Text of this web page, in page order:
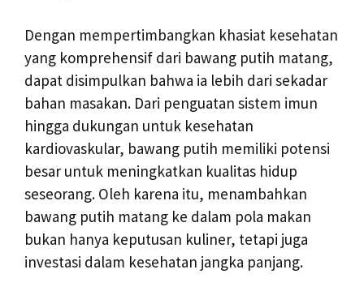
Dengan mempertimbangkan khasiat kesehatan
yang komprehensif dari bawang putih matang,
dapat disimpulkan bahwa ia lebih dari sekadar
bahan masakan. Dari penguatan sistem imun
hingga dukungan untuk kesehatan
kardiovaskular, bawang putih memiliki potensi
besar untuk meningkatkan kualitas hidup
seseorang. Oleh karena itu, menambahkan
bawang putih matang ke dalam pola makan
bukan hanya keputusan kuliner, tetapi juga
investasi dalam kesehatan jangka panjang.